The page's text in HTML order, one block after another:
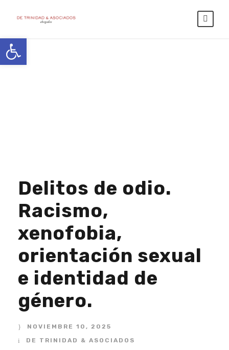
Abrir barra de herramientas
Delitos de odio.
Racismo,
xenofobia,
orientación sexual
e identidad de
género.
NOVIEMBRE 10, 2025
DE TRINIDAD & ASOCIADOS